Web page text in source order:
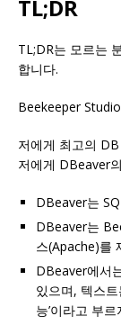
TL;DR
TL;DR는 모르는
합니다.
Beekeeper
저에게 최고의
저에게 DBeaver
DBeaver는
DBeaver는
스(Apache)를
DBeaver에서
있으며, 텍스
능’이라고 부